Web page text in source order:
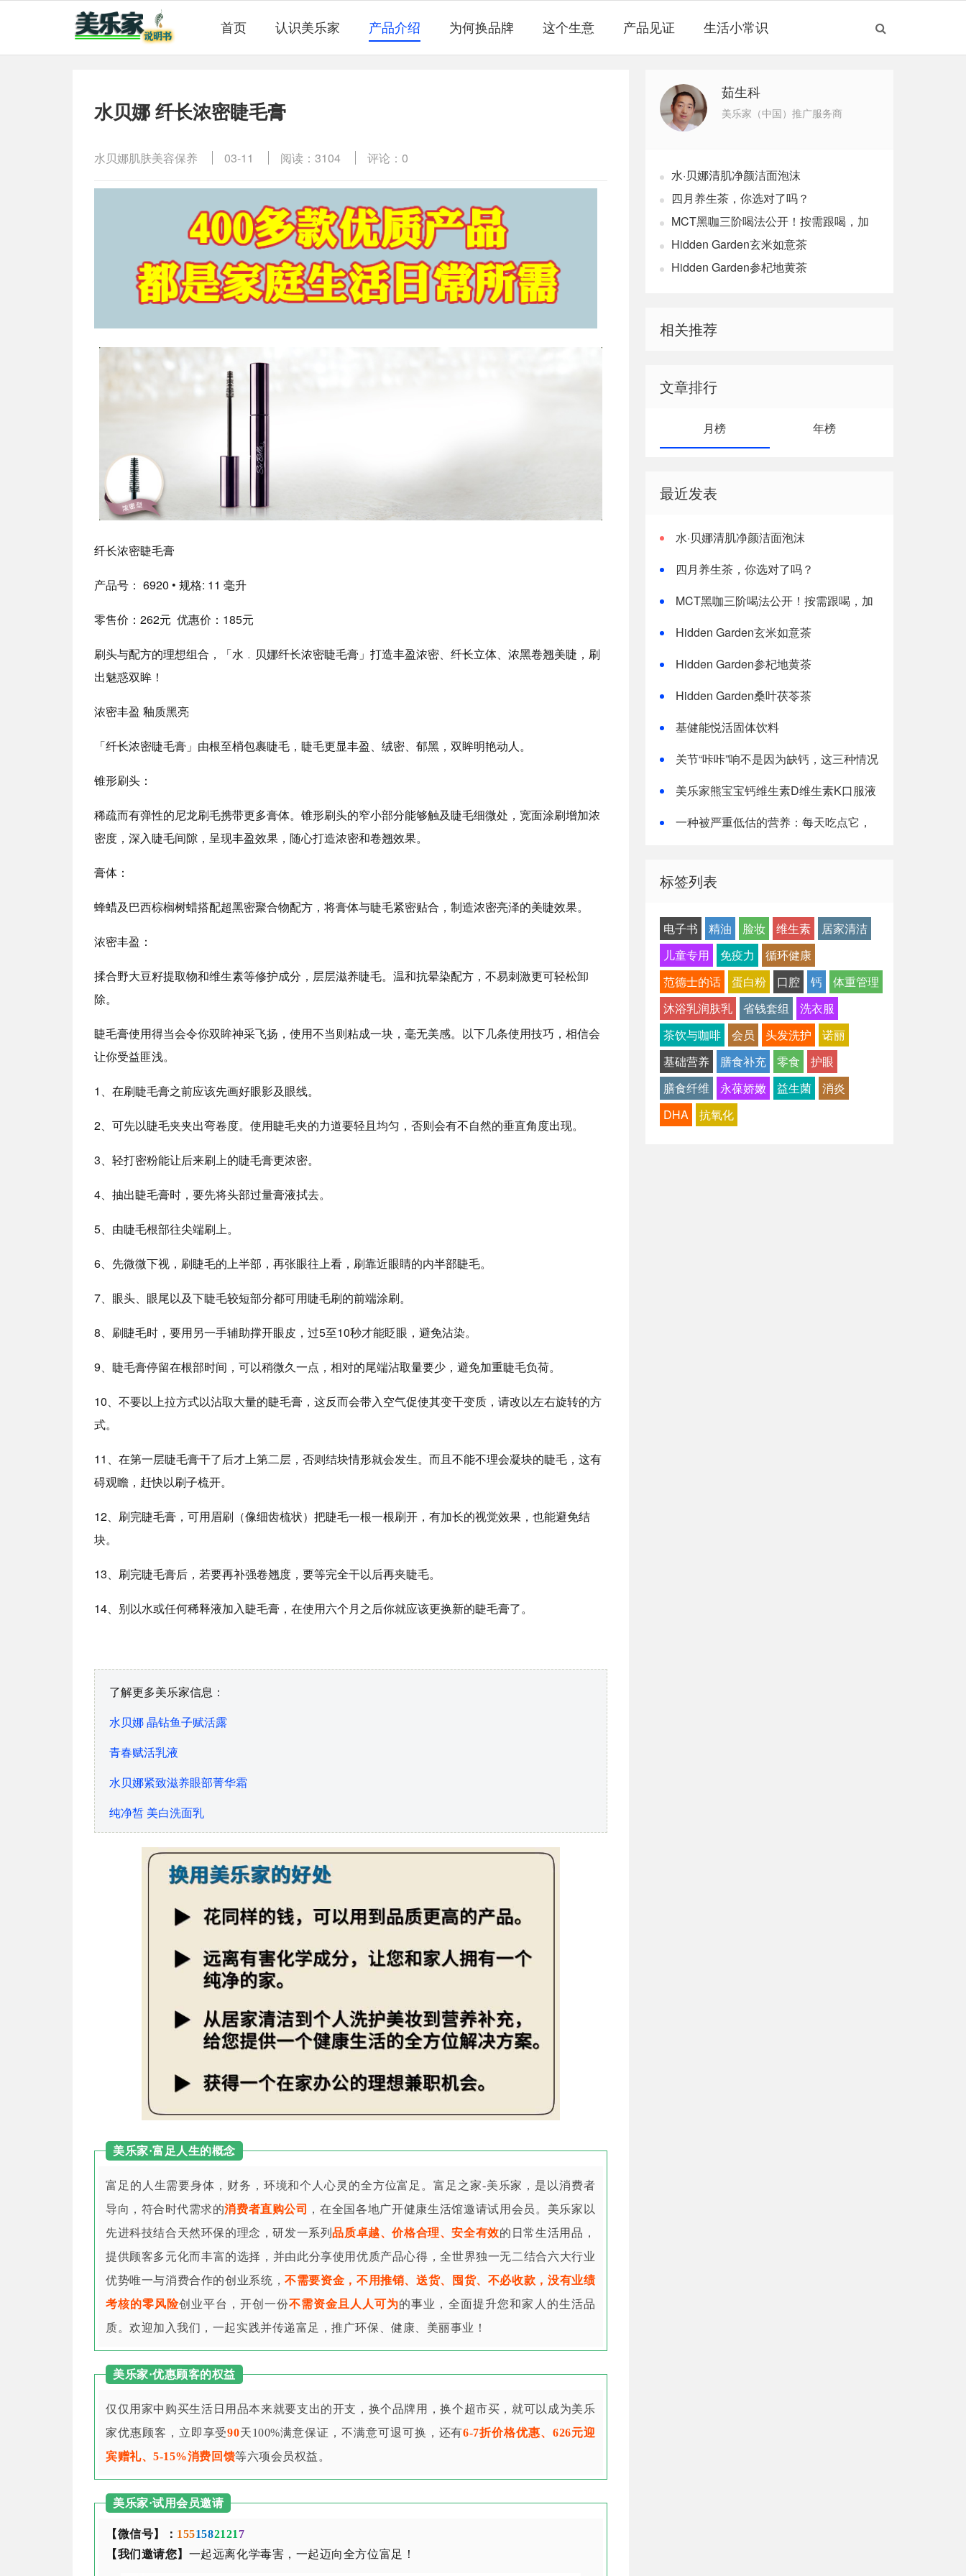
首页 认识美乐家 产品介绍 为何换品牌 这个生意 产品见证 生活小常识
水贝娜 纤长浓密睫毛膏
水贝娜肌肤美容保养 03-11 阅读：3104 评论：0
纤长浓密睫毛膏
产品号： 6920 • 规格: 11 毫升
零售价：262元 优惠价：185元
刷头与配方的理想组合，「水﹒贝娜纤长浓密睫毛膏」打造丰盈浓密、纤长立体、浓黑卷翘美睫，刷
出魅惑双眸！
浓密丰盈 釉质黑亮
「纤长浓密睫毛膏」由根至梢包裹睫毛，睫毛更显丰盈、绒密、郁黑，双眸明艳动人。
锥形刷头：
稀疏而有弹性的尼龙刷毛携带更多膏体。锥形刷头的窄小部分能够触及睫毛细微处，宽面涂刷增加浓
密度，深入睫毛间隙，呈现丰盈效果，随心打造浓密和卷翘效果。
膏体：
蜂蜡及巴西棕榈树蜡搭配超黑密聚合物配方，将膏体与睫毛紧密贴合，制造浓密亮泽的美睫效果。
浓密丰盈：
揉合野大豆籽提取物和维生素等修护成分，层层滋养睫毛。温和抗晕染配方，不易刺激更可轻松卸
除。
睫毛膏使用得当会令你双眸神采飞扬，使用不当则粘成一块，毫无美感。以下几条使用技巧，相信会
让你受益匪浅。
1、在刷睫毛膏之前应该先画好眼影及眼线。
2、可先以睫毛夹夹出弯卷度。使用睫毛夹的力道要轻且均匀，否则会有不自然的垂直角度出现。
3、轻打密粉能让后来刷上的睫毛膏更浓密。
4、抽出睫毛膏时，要先将头部过量膏液拭去。
5、由睫毛根部往尖端刷上。
6、先微微下视，刷睫毛的上半部，再张眼往上看，刷靠近眼睛的内半部睫毛。
7、眼头、眼尾以及下睫毛较短部分都可用睫毛刷的前端涂刷。
8、刷睫毛时，要用另一手辅助撑开眼皮，过5至10秒才能眨眼，避免沾染。
9、睫毛膏停留在根部时间，可以稍微久一点，相对的尾端沾取量要少，避免加重睫毛负荷。
10、不要以上拉方式以沾取大量的睫毛膏，这反而会带入空气促使其变干变质，请改以左右旋转的方
式。
11、在第一层睫毛膏干了后才上第二层，否则结块情形就会发生。而且不能不理会凝块的睫毛，这有
碍观瞻，赶快以刷子梳开。
12、刷完睫毛膏，可用眉刷（像细齿梳状）把睫毛一根一根刷开，有加长的视觉效果，也能避免结
块。
13、刷完睫毛膏后，若要再补强卷翘度，要等完全干以后再夹睫毛。
14、别以水或任何稀释液加入睫毛膏，在使用六个月之后你就应该更换新的睫毛膏了。
了解更多美乐家信息：
水贝娜 晶钻鱼子赋活露
青春赋活乳液
水贝娜紧致滋养眼部菁华霜
纯净皙 美白洗面乳
美乐家·富足人生的概念
富足的人生需要身体，财务，环境和个人心灵的全方位富足。富足之家-美乐家，是以消费者
导向，符合时代需求的消费者直购公司
，在全国各地广开健康生活馆邀请试用会员。美乐家以
先进科技结合天然环保的理念，研发一系列品质卓越、价格合理、安全有效的日常生活用品，
提供顾客多元化而丰富的选择，并由此分享使用优质产品心得，全世界独一无二结合六大行业
优势唯一与消费合作的创业系统，不需要资金，不用推销、送货、囤货、不必收款，没有业绩
考核的零风险创业平台，开创一份不需资金且人人可为的事业，全面提升您和家人的生活品
质。欢迎加入我们，一起实践并传递富足，推广环保、健康、美丽事业！
美乐家·优惠顾客的权益
仅仅用家中购买生活日用品本来就要支出的开支，换个品牌用，换个超市买，就可以成为美乐
家优惠顾客，立即享受90天100%满意保证，不满意可退可换，还有6-7折价格优惠、626元迎
宾赠礼、5-15%消费回馈等六项会员权益。
美乐家·试用会员邀请
【微信号】： 1551582121 7
【我们邀请您】 一起远离化学毒害，一起迈向全方位富足！
茹生科
美乐家（中国）推广服务商
水·贝娜清肌净颜洁面泡沫
四月养生茶，你选对了吗？
MCT黑咖三阶喝法公开！按需跟喝，加
速燃体
Hidden Garden玄米如意茶
Hidden Garden参杞地黄茶
相关推荐
文章排行
月榜 年榜
最近发表
水·贝娜清肌净颜洁面泡沫
四月养生茶，你选对了吗？
MCT黑咖三阶喝法公开！按需跟喝，加
Hidden Garden玄米如意茶
Hidden Garden参杞地黄茶
Hidden Garden桑叶茯苓茶
基健能悦活固体饮料
关节“咔咔”响不是因为缺钙，这三种情况
美乐家熊宝宝钙维生素D维生素K口服液
一种被严重低估的营养：每天吃点它，
标签列表
电子书 精油 脸妆 维生素
居家清洁
儿童专用
免疫力
循环健康
范德士的话
蛋白粉 口腔 钙
体重管理
沐浴乳润肤乳
省钱套组
洗衣服
茶饮与咖啡
会员 头发洗护
诺丽
基础营养
膳食补充 零食
护眼
膳食纤维
永葆娇嫩 益生菌
消炎
DHA
抗氧化